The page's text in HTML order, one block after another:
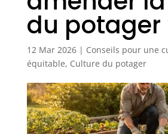
du potager
12 Mar 2026| Conseils pour une
équitable, Culture du potager